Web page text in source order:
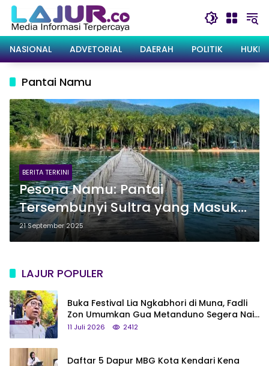
Langsung
konten
NASIONAL
ADVETORIAL DAERAH POLITIK
Pantai Namu
BERITA TERKINI
Pesona Namu: Pantai
Tersembunyi Sultra yang Masuk
Top 15 Desa Wisata di Ajang
Wonderful Indonesia Award
21 September 2025
LAJUR POPULER
Buka Festival Lia Ngkabhori di Muna, Fadli
Zon Umumkan Gua Metanduno Segera Naik
Status Jadi Cagar Budaya Nasional
11 Juli 2026 2412
Daftar 5 Dapur MBG Kota Kendari Kena